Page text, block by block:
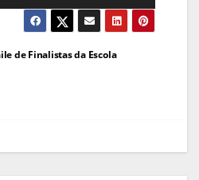
de Finalistas da Escola